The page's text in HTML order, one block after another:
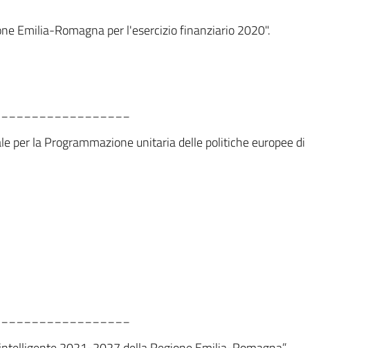
Emilia-Romagna per l'esercizio finanziario 2020".
per la Programmazione unitaria delle politiche europee di